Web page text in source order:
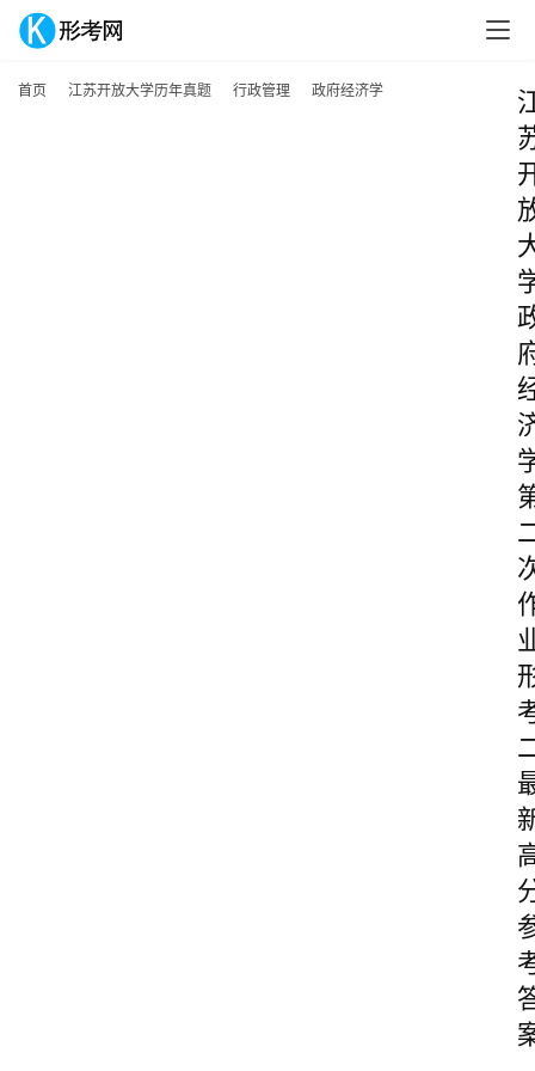
首页 江苏开放大学历年真题 行政管理 政府经济学